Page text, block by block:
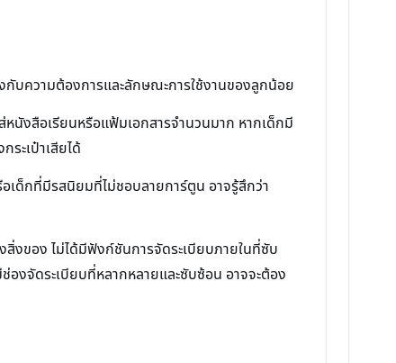
บความต้องการและลักษณะการใช้งานของลูกน้อย
หนังสือเรียนหรือแฟ้มเอกสารจำนวนมาก หากเด็กมี
ะเป๋าเสียได้
เด็กที่มีรสนิยมที่ไม่ชอบลายการ์ตูน อาจรู้สึกว่า
สิ่งของ ไม่ได้มีฟังก์ชันการจัดระเบียบภายในที่ซับ
งจัดระเบียบที่หลากหลายและซับซ้อน อาจจะต้อง